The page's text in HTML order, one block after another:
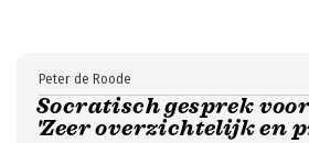
Socratisch gesprek
'Zeer overzichtelijk en
Peter de Roode